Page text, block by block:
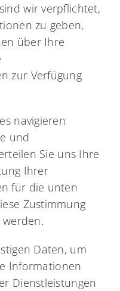
wir verpflichtet,
zu geben,
über Ihre
zur Verfügung
navigieren
und
Sie uns Ihre
Ihrer
für die unten
Zustimmung
Daten, um
Informationen
Dienstleistungen